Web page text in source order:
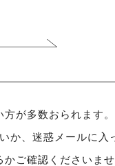
が多数おられます。
か、迷惑メールに入
かご確認くださいま